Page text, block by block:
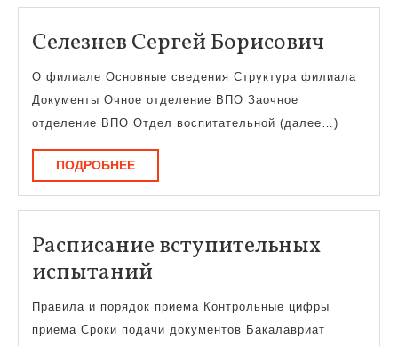
Селезнев Сергей Борисович
Сергей
О филиале Основные сведения Структура филиала
Документы Очное отделение ВПО Заочное
отделение ВПО Отдел воспитательной (далее…)
ПОДРОБНЕЕПОДРОБНЕЕ
Расписание вступительных
испытаний
вступительных
испытаний
Правила и порядок приема Контрольные цифры
приема Сроки подачи документов Бакалавриат